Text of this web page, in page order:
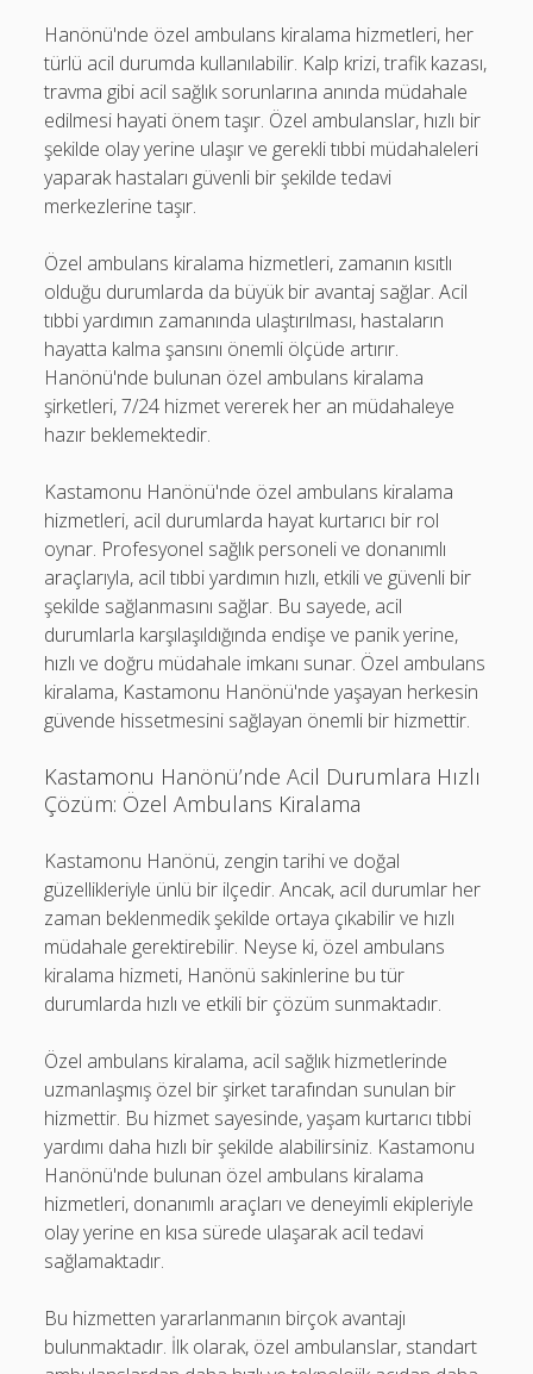
Hanönü'nde özel ambulans kiralama hizmetleri, her
türlü acil durumda kullanılabilir. Kalp krizi, trafik kazası,
travma gibi acil sağlık sorunlarına anında müdahale
edilmesi hayati önem taşır. Özel ambulanslar, hızlı bir
şekilde olay yerine ulaşır ve gerekli tıbbi müdahaleleri
yaparak hastaları güvenli bir şekilde tedavi
merkezlerine taşır.
Özel ambulans kiralama hizmetleri, zamanın kısıtlı
olduğu durumlarda da büyük bir avantaj sağlar. Acil
tıbbi yardımın zamanında ulaştırılması, hastaların
hayatta kalma şansını önemli ölçüde artırır.
Hanönü'nde bulunan özel ambulans kiralama
şirketleri, 7/24 hizmet vererek her an müdahaleye
hazır beklemektedir.
Kastamonu Hanönü'nde özel ambulans kiralama
hizmetleri, acil durumlarda hayat kurtarıcı bir rol
oynar. Profesyonel sağlık personeli ve donanımlı
araçlarıyla, acil tıbbi yardımın hızlı, etkili ve güvenli bir
şekilde sağlanmasını sağlar. Bu sayede, acil
durumlarla karşılaşıldığında endişe ve panik yerine,
hızlı ve doğru müdahale imkanı sunar. Özel ambulans
kiralama, Kastamonu Hanönü'nde yaşayan herkesin
güvende hissetmesini sağlayan önemli bir hizmettir.
Kastamonu Hanönü’nde Acil Durumlara Hızlı
Çözüm: Özel Ambulans Kiralama
Kastamonu Hanönü, zengin tarihi ve doğal
güzellikleriyle ünlü bir ilçedir. Ancak, acil durumlar her
zaman beklenmedik şekilde ortaya çıkabilir ve hızlı
müdahale gerektirebilir. Neyse ki, özel ambulans
kiralama hizmeti, Hanönü sakinlerine bu tür
durumlarda hızlı ve etkili bir çözüm sunmaktadır.
Özel ambulans kiralama, acil sağlık hizmetlerinde
uzmanlaşmış özel bir şirket tarafından sunulan bir
hizmettir. Bu hizmet sayesinde, yaşam kurtarıcı tıbbi
yardımı daha hızlı bir şekilde alabilirsiniz. Kastamonu
Hanönü'nde bulunan özel ambulans kiralama
hizmetleri, donanımlı araçları ve deneyimli ekipleriyle
olay yerine en kısa sürede ulaşarak acil tedavi
sağlamaktadır.
Bu hizmetten yararlanmanın birçok avantajı
bulunmaktadır. İlk olarak, özel ambulanslar, standart